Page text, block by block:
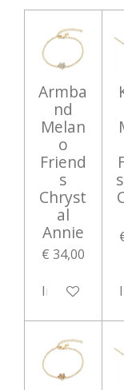
Armba
nd
Melan
o
Friend
s
Chryst
al
Annie
€ 34,00
In